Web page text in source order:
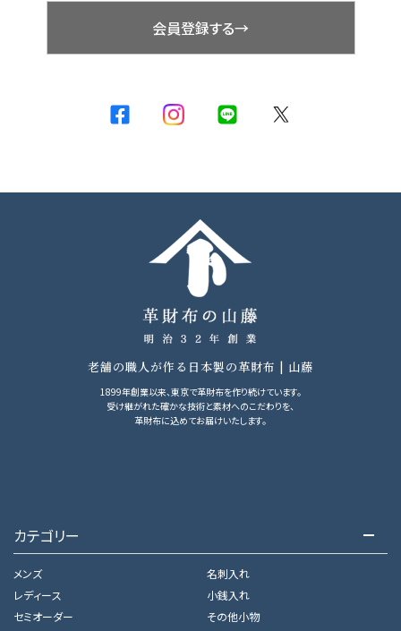
会員登録する→
老舗の職人が作る日本製の革財布 | 山藤
1899年創業以来、東京で革財布を作り続けています。
受け継がれた確かな技術と素材へのこだわりを、
革財布に込めてお届けいたします。
カテゴリー
メンズ
レディース
セミオーダー
名刺入れ
小銭入れ
その他小物